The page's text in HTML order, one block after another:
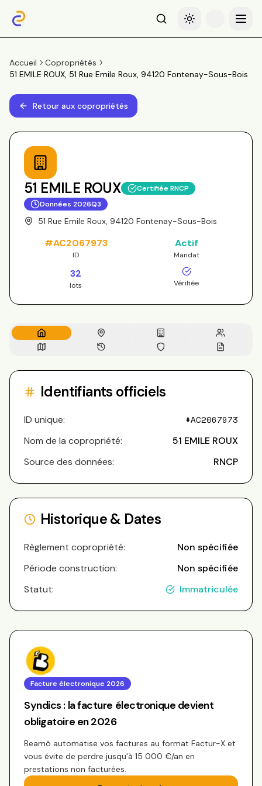
RechercheBasculer le thème
Menu
Accueil
Copropriétés
51 EMILE ROUX, 51 Rue Emile Roux, 94120 Fontenay-Sous-Bois
Retour aux copropriétés
51 EMILE ROUX
Certifiée RNCP
Données 2026Q3
51 Rue Emile Roux, 94120 Fontenay-Sous-Bois
#AC2067973
ID
Actif
Mandat
32
lots Vérifiée
Identifiants officiels
ID unique: #AC2067973
Nom de la copropriété:
51 EMILE ROUX
Source des données:
RNCP
Historique & Dates
Règlement copropriété:
Non spécifiée
Période construction:
Non spécifiée
Statut:
Immatriculée
Facture électronique 2026
Syndics : la facture électronique devient
obligatoire en 2026
Beamô automatise vos factures au format Factur-X et
vous évite de perdre jusqu'à 15 000 €/an en
prestations non facturées.